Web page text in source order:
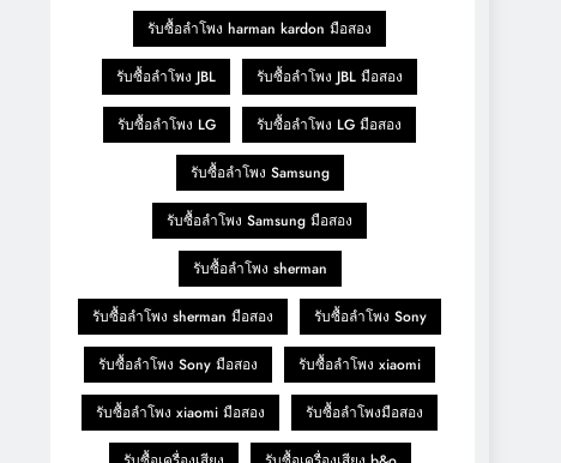
รับซื้อลำโพง harman kardon มือสอง
รับซื้อลำโพง JBL รับซื้อลำโพง JBL มือสอง
รับซื้อลำโพง LG รับซื้อลำโพง LG มือสอง
รับซื้อลำโพง Samsung
รับซื้อลำโพง Samsung มือสอง
รับซื้อลำโพง sherman
รับซื้อลำโพง sherman มือสอง รับซื้อลำโพง Sony
รับซื้อลำโพง Sony มือสอง รับซื้อลำโพง xiaomi
รับซื้อลำโพง xiaomi มือสอง รับซื้อลำโพงมือสอง